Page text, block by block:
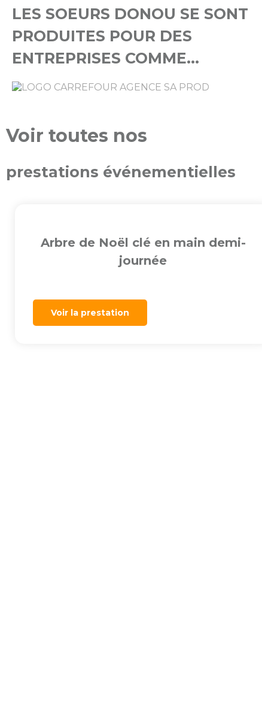
LES SOEURS DONOU SE SONT
PRODUITES POUR DES
ENTREPRISES COMME...
Voir toutes nos
prestations événementielles
Arbre de Noël clé en main demi-
journée
Voir la prestation